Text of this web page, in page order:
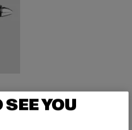
119,99 EUR
SEE YOU